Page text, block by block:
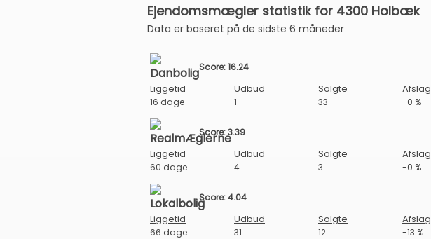
Ejendomsmægler statistik for 4300 Holbæk
Data er baseret på de sidste 6 måneder
Score: 16.24
Liggetid Udbud Solgte Afslag
16 dage 1 33 -0 %
Score: 3.39
Liggetid Udbud Solgte Afslag
60 dage 4 3 -0 %
Score: 4.04
Liggetid Udbud Solgte Afslag
66 dage 31 12 -13 %